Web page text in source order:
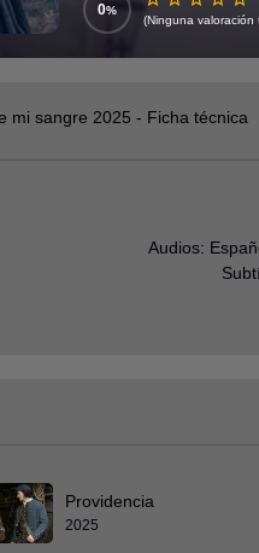
0
(Ninguna valoración
mi sangre 2025 - Ficha técnica
Audios:
Providencia
2025